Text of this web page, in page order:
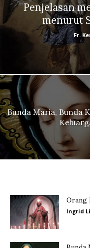
Penjelasan
menurut
Fr.
Bunda Maria, Bunda
Orang
Ingrid